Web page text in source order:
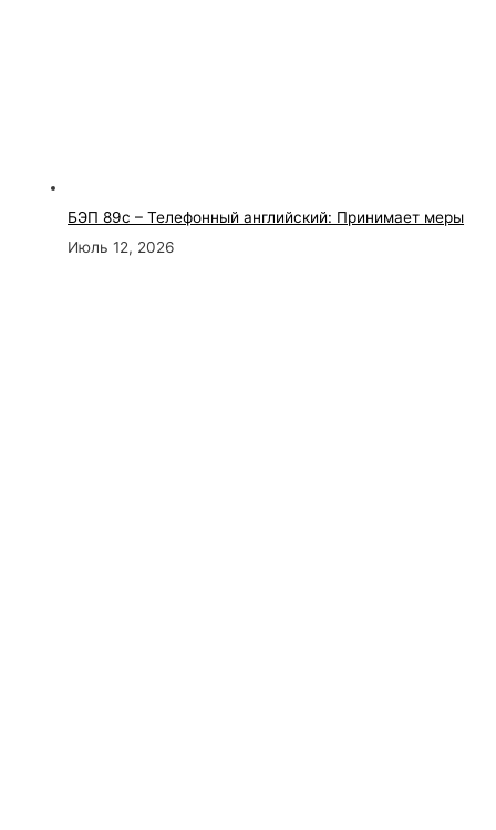
БЭП 89с – Телефонный английский: Принимает меры
Июль 12, 2026